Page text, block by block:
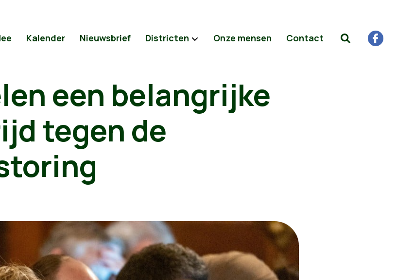
Kalender Nieuwsbrief Districten Onze mensen Contact
een belangrijke
tegen de